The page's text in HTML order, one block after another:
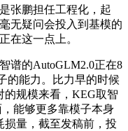
鹏担任工程化，起
无疑问会投入到基模的
在这一点上。
的AutoGLM2.0正在8
的能力。比力早的时候
的规模来看，KEG取智
能够更多靠模子本身
损量，截至发稿前，投